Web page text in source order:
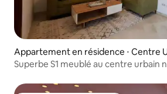
Appartement en résidence ⋅ Centre
ord
Superbe S1 meublé au centre urbain